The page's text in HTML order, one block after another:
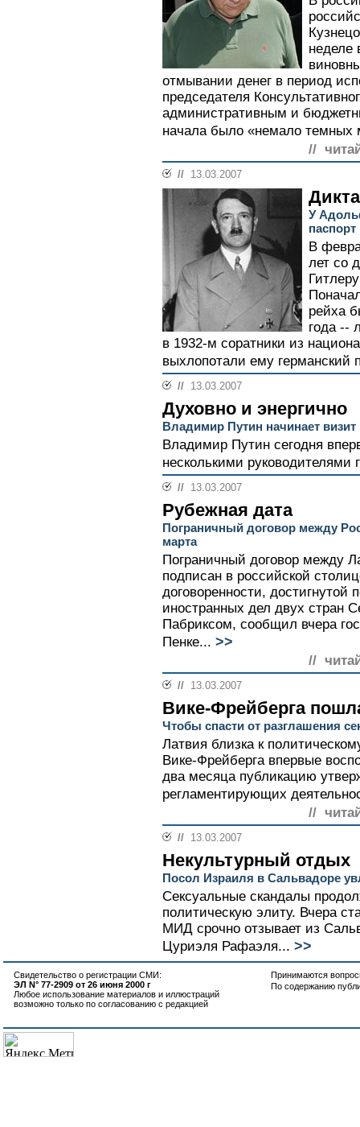
отмывании денег в период
председателя
административным и
начала было «немало темных
//
// 13.03.2007
У
паспорт
В
лет со
рейха
года --
в 1932-м соратники из
выхлопотали ему германский
// 13.03.2007
Духовно и энергично
Владимир Путин начинает
Владимир Путин сегодня
несколькими руководителями
// 13.03.2007
Рубежная дата
Пограничный договор между
марта
Пограничный договор между
подписан в российской
договоренности,
иностранных дел двух стран
Пабриксом, сообщил вчера
Пенке... >>
//
// 13.03.2007
Вике-Фрейберга
Чтобы спасти от разглашения
Латвия близка к
Вике-Фрейберга впервые
два месяца публикацию
регламентирующих
//
// 13.03.2007
Некультурный отдых
Посол Израиля в Сальвадоре
Сексуальные скандалы
политическую элиту. Вчера
МИД срочно отзывает из
Цуриэля Рафаэля... >>
Свидетельство о регистрации СМИ:
ЭЛ N° 77-2909 от 26 июня 2000 г
Любое использование материалов и иллюстраций
возможно только по согласованию с редакцией
Принимаются
По содержанию